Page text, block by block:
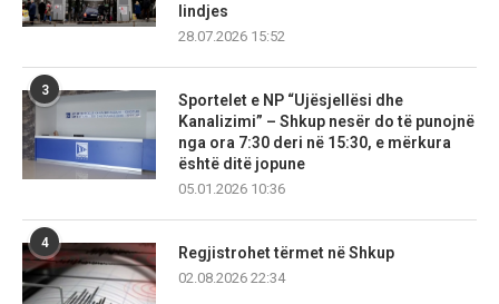
lindjes
28.07.2026 15:52
3
Sportelet e NP “Ujësjellësi dhe
Kanalizimi” – Shkup nesër do të punojnë
nga ora 7:30 deri në 15:30, e mërkura
është ditë jopune
05.01.2026 10:36
4
Regjistrohet tërmet në Shkup
02.08.2026 22:34